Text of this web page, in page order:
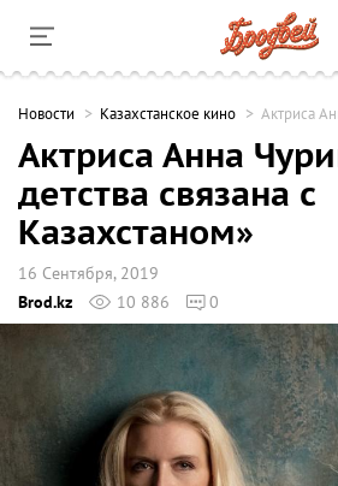
Новости Казахстанское кино Актриса Анна
Актриса Анна
детства связана с
Казахстаном»
16 Сентября, 2019
Brod.kz
10 886 0